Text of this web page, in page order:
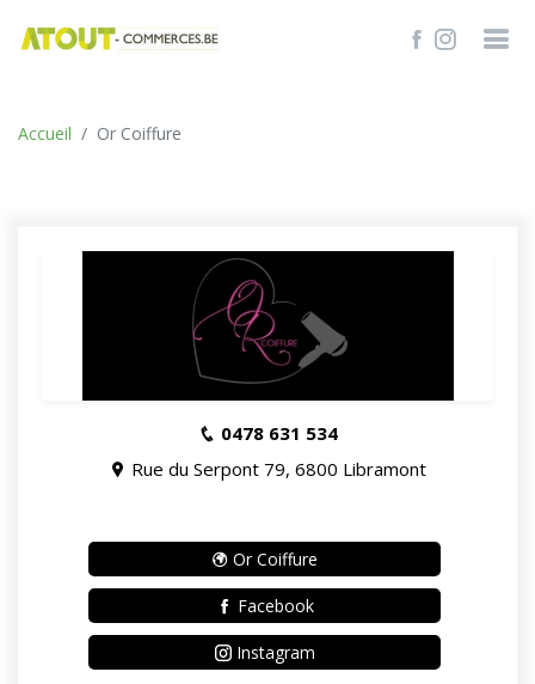
Accueil Or Coiffure
0478 631 534
Rue du Serpont 79, 6800 Libramont
Or Coiffure
Facebook
Instagram